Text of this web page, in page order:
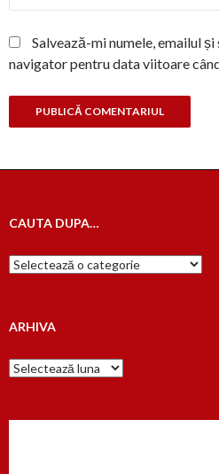
Salvează-mi numele, emailul
navigator pentru data viitoare
CAUTA DUPA…
Cauta
dupa…
ARHIVA
Arhiva